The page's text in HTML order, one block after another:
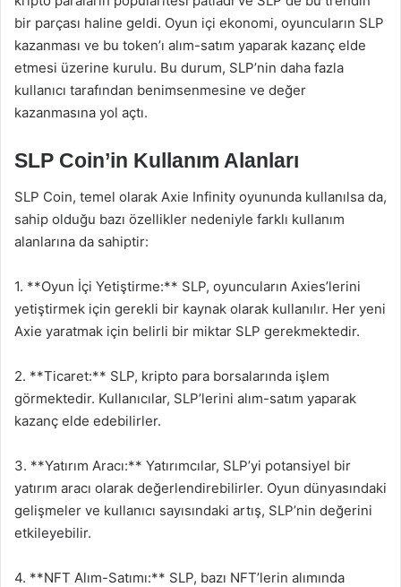
bir parçası haline geldi. Oyun içi ekonomi, oyuncuların SLP
kazanması ve bu token’ı alım-satım yaparak kazanç elde
etmesi üzerine kurulu. Bu durum, SLP’nin daha fazla
kullanıcı tarafından benimsenmesine ve değer
kazanmasına yol açtı.
SLP Coin’in Kullanım Alanları
SLP Coin, temel olarak Axie Infinity oyununda kullanılsa da,
sahip olduğu bazı özellikler nedeniyle farklı kullanım
alanlarına da sahiptir:
1. **Oyun İçi Yetiştirme:** SLP, oyuncuların Axies’lerini
yetiştirmek için gerekli bir kaynak olarak kullanılır. Her yeni
Axie yaratmak için belirli bir miktar SLP gerekmektedir.
2. **Ticaret:** SLP, kripto para borsalarında işlem
görmektedir. Kullanıcılar, SLP’lerini alım-satım yaparak
kazanç elde edebilirler.
3. **Yatırım Aracı:** Yatırımcılar, SLP’yi potansiyel bir
yatırım aracı olarak değerlendirebilirler. Oyun dünyasındaki
gelişmeler ve kullanıcı sayısındaki artış, SLP’nin değerini
etkileyebilir.
4. **NFT Alım-Satımı:** SLP, bazı NFT’lerin alımında